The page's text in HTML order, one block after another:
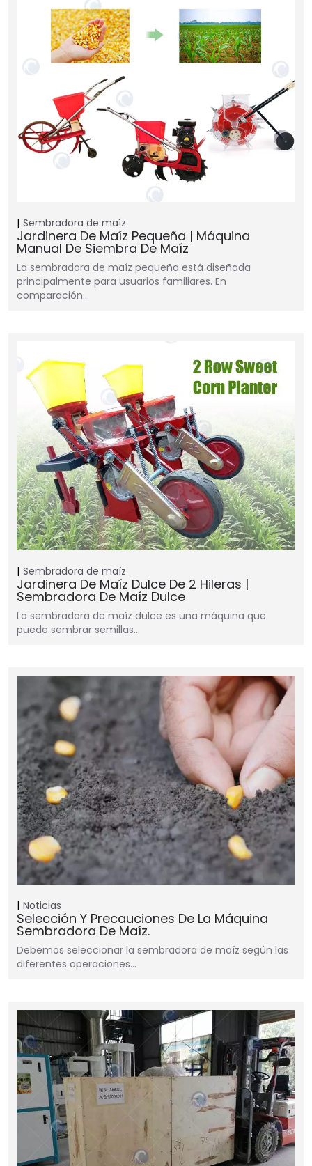
Sembradora de maíz
Jardinera De Maíz Pequeña | Máquina
Manual De Siembra De Maíz
La sembradora de maíz pequeña está diseñada
principalmente para usuarios familiares. En
comparación…
Sembradora de maíz
Jardinera De Maíz Dulce De 2 Hileras |
Sembradora De Maíz Dulce
La sembradora de maíz dulce es una máquina que
puede sembrar semillas…
Noticias
Selección Y Precauciones De La Máquina
Sembradora De Maíz.
Debemos seleccionar la sembradora de maíz según las
diferentes operaciones…